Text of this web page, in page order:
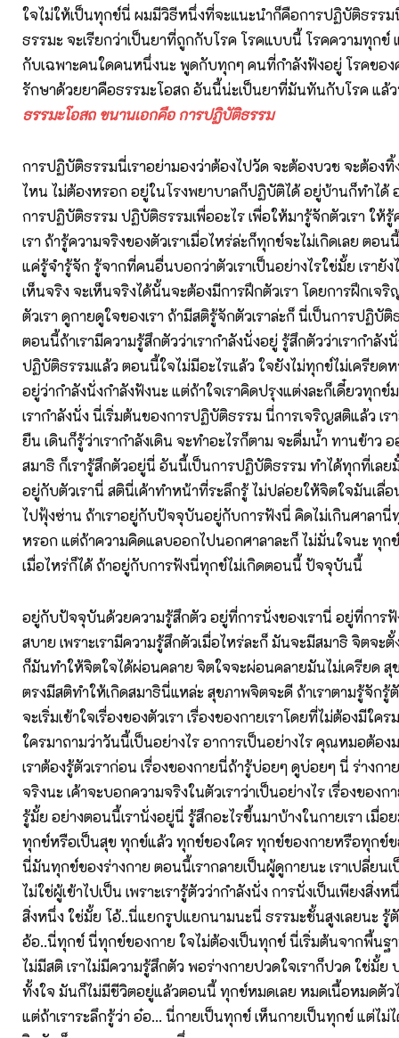
ใจไม่ให้เป็นทุกข์นี่ ผมมีวิธีหนึ่งที่จะแนะนำก็คือการปฏิบัติธรร
ธรรมะ จะเรียกว่าเป็นยาที่ถูกกับโรค โรคแบบนี้ โรคความทุก
กับเฉพาะคนใดคนหนึ่งนะ พูดกับทุกๆ คนที่กำลังฟังอยู่ โรคขอ
รักษาด้วยยาคือธรรมะโอสถ อันนี้น่ะเป็นยาที่มันทันกับโรค แล้ว
ธรรมะโอสถ ขนานเอกคือ การปฏิบัติธรรม
การปฏิบัติธรรมนี่เราอย่ามองว่าต้องไปวัด จะต้องบวช จะต้องทิ้
ไหน ไม่ต้องหรอก อยู่ในโรงพยาบาลก็ปฏิบัติได้ อยู่บ้านก็ทำได้
การปฏิบัติธรรม ปฏิบัติธรรมเพื่ออะไร เพื่อให้มารู้จักตัวเรา ให้
เรา ถ้ารู้ความจริงของตัวเราเมื่อไหร่ล่ะก็ทุกข์จะไม่เกิดเลย ตอน
แค่รู้จำรู้จัก รู้จากที่คนอื่นบอกว่าตัวเราเป็นอย่างไรใช่มั้ย เรายัง
เห็นจริง จะเห็นจริงได้นั้นจะต้องมีการฝึกตัวเรา โดยการฝึกเจ
ตัวเรา ดูกายดูใจของเรา ถ้ามีสติรู้จักตัวเราล่ะก็ นี่เป็นการปฏิบั
ตอนนี้ถ้าเรามีความรู้สึกตัวว่าเรากำลังนั่งอยู่ รู้สึกตัวว่าเรากำลัง
ปฏิบัติธรรมแล้ว ตอนนี้ใจไม่มีอะไรแล้ว ใจยังไม่ทุกข์ไม่เครียดห
อยู่ว่ากำลังนั่งกำลังฟังนะ แต่ถ้าใจเราคิดปรุงแต่งละก็เดี๋ยวทุกข์
เรากำลังนั่ง นี่เริ่มต้นของการปฏิบัติธรรม นี่การเจริญสติแล้ว เรา
ยืน เดินก็รู้ว่าเรากำลังเดิน จะทำอะไรก็ตาม จะดื่มน้ำ ทานข้าว
สมาธิ ก็เรารู้สึกตัวอยู่นี่ อันนี้เป็นการปฏิบัติธรรม ทำได้ทุกที่เล
อยู่กับตัวเรานี่ สตินี่เค้าทำหน้าที่ระลึกรู้ ไม่ปล่อยให้จิตใจมันเลื่
ไปฟุ้งซ่าน ถ้าเราอยู่กับปัจจุบันอยู่กับการฟังนี่ คิดไม่เกินศาลานี่
หรอก แต่ถ้าความคิดแลบออกไปนอกศาลาละก็ ไม่มั่นใจนะ ทุก
เมื่อไหร่ก็ได้ ถ้าอยู่กับการฟังนี่ทุกข์ไม่เกิดตอนนี้ ปัจจุบันนี้
อยู่กับปัจจุบันด้วยความรู้สึกตัว อยู่ที่การนั่งของเรานี่ อยู่ที่การฟั
สบาย เพราะเรามีความรู้สึกตัวเมื่อไหร่ละก็ มันจะมีสมาธิ จิตจะ
ก็มันทำให้จิตใจได้ผ่อนคลาย จิตใจจะผ่อนคลายมันไม่เครียด
ตรงมีสติทำให้เกิดสมาธินี่แหล่ะ สุขภาพจิตจะดี ถ้าเราตามรู้จักรู้
จะเริ่มเข้าใจเรื่องของตัวเรา เรื่องของกายเราโดยที่ไม่ต้องมีใค
ใครมาถามว่าวันนี้เป็นอย่างไร อาการเป็นอย่างไร คุณหมอต้องม
เราต้องรู้ตัวเราก่อน เรื่องของกายนี่ถ้ารู้บ่อยๆ ดูบ่อยๆ นี่ ร่างกา
จริงนะ เค้าจะบอกความจริงในตัวเราว่าเป็นอย่างไร เรื่องของก
รู้มั้ย อย่างตอนนี้เรานั่งอยู่นี่ รู้สึกอะไรขึ้นมาบ้างในกายเรา เมื่อ
ทุกข์หรือเป็นสุข ทุกข์แล้ว ทุกข์ของใคร ทุกข์ของกายหรือทุกข์ข
นี่มันทุกข์ของร่างกาย ตอนนี้เรากลายเป็นผู้ดูกายนะ เราเปลี่ยน
ไม่ใช่ผู้เข้าไปเป็น เพราะเรารู้ตัวว่ากำลังนั่ง การนั่งเป็นเพียงสิ่ง
สิ่งหนึ่ง ใช่มั้ย โอ้..นี่แยกรูปแยกนามนะนี่ ธรรมะชั้นสูงเลยนะ รู้
อ้อ..นี่ทุกข์ นี่ทุกข์ของกาย ใจไม่ต้องเป็นทุกข์ นี่เริ่มต้นจากพื้นฐา
ไม่มีสติ เราไม่มีความรู้สึกตัว พอร่างกายปวดใจเราก็ปวด ใช่มั้ย
ทั้งใจ มันก็ไม่มีชีวิตอยู่แล้วตอนนี้ ทุกข์หมดเลย หมดเนื้อหมดตั
แต่ถ้าเราระลึกรู้ว่า อ๋อ... นี่กายเป็นทุกข์ เห็นกายเป็นทุกข์ แต่ไม่